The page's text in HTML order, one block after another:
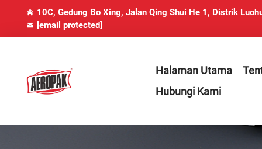
10C, Gedung Bo Xing, Jalan Qing Shui He 1, Distrik
[email protected]
Halaman Utama
Hubungi Kami